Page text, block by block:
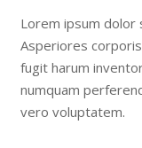
Lorem ipsum dolor
Asperiores
fugit harum
numquam
vero voluptatem.